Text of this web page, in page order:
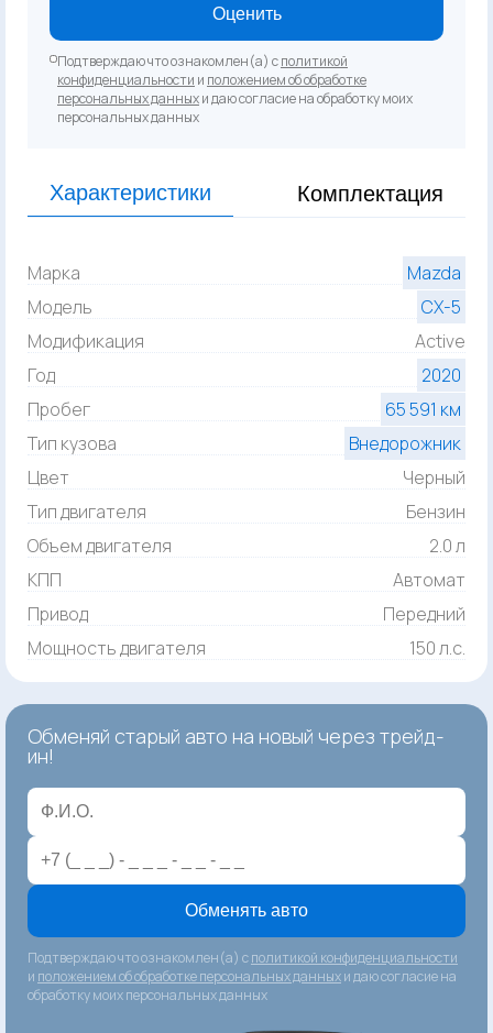
Оценить
Подтверждаю что ознакомлен(а) сполитикой
конфиденциальности и положением об обработке
персональных данныхи даю согласие на обработку моих
персональных данных
Характеристики Комплектация
Марка
Mazda
Модель
CX-5
Модификация
Active
Год
2020
Пробег
65 591 км
Тип кузова
Внедорожник
Цвет
Черный
Тип двигателя
Бензин
Объем двигателя
2.0 л
КПП
Автомат
Привод
Передний
Мощность двигателя
150 л.с.
Обменяй старый авто на новый через трейд-
ин!
Обменять авто
Подтверждаю что ознакомлен(а) сполитикой конфиденциальности
и положением об обработке персональных данныхи даю согласие на
обработку моих персональных данных